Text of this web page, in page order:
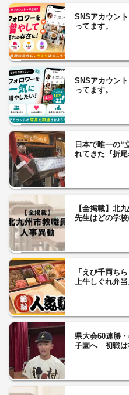
SNSアカウン
ってます。
SNSアカウン
ってます。
日本で唯一の“
れてきた『折
【全掲載】北
先生はどの学
「えび千両ち
上牛しぐれ弁
県大会60連勝
子園へ 初戦は